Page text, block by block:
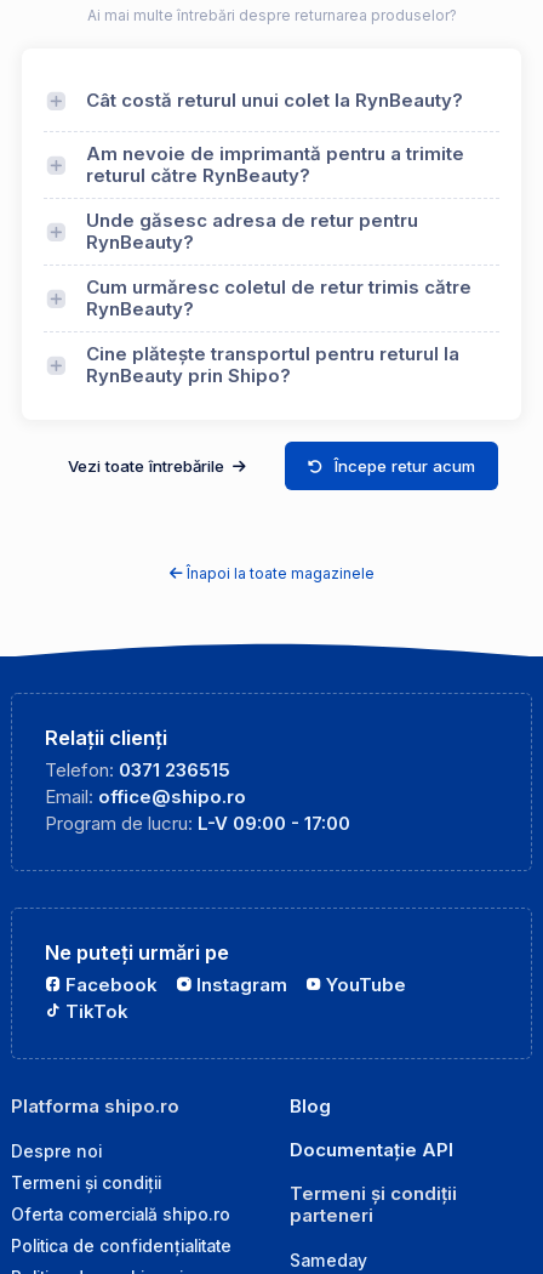
Ai mai multe întrebări despre returnarea produselor?
Cât costă returul unui colet la RynBeauty?
Am nevoie de imprimantă pentru a trimite
returul către RynBeauty?
Unde găsesc adresa de retur pentru
RynBeauty?
Cum urmăresc coletul de retur trimis către
RynBeauty?
Cine plătește transportul pentru returul la
RynBeauty prin Shipo?
Vezi toate întrebările Începe retur acum
Înapoi la toate magazinele
Relații clienți
Telefon: 0371 236515
Email: office@shipo.ro
Program de lucru: L-V 09:00 - 17:00
Ne puteți urmări pe
Facebook Instagram
YouTube
TikTok
Platforma shipo.ro
Despre noi
Termeni și condiții
Oferta comercială shipo.ro
Politica de confidențialitate
Blog
Documentație API
Termeni și condiții
parteneri
Sameday